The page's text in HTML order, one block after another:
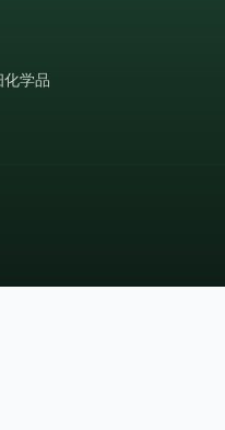
化学品